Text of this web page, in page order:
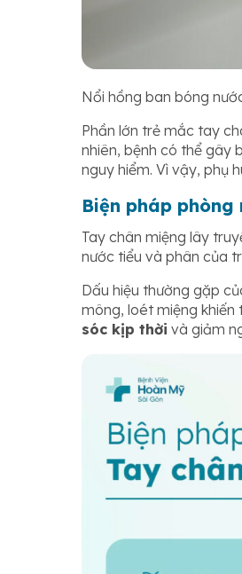
Nổi hồng ban bóng
Phần lớn trẻ mắc tay
nhiên, bệnh có thể gây
nguy hiểm. Vì vậy, phụ
Biện pháp
Tay chân miệng lây
nước tiểu và phân của
Dấu hiệu thường gặp
mông, loét miệng khiến
sóc kịp thời và giảm